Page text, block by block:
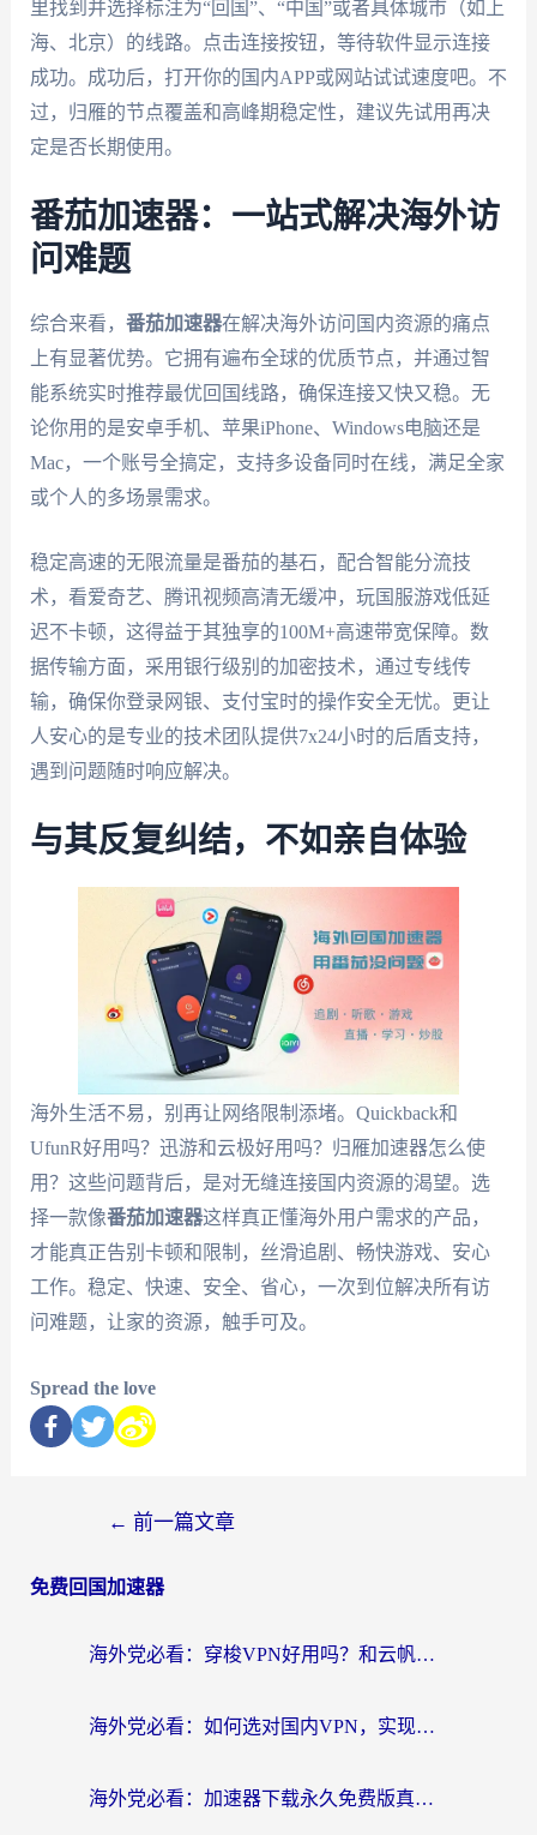
里找到并选择标注为“回国”、“中国”或者具体城市（如上
海、北京）的线路。点击连接按钮，等待软件显示连接
成功。成功后，打开你的国内APP或网站试试速度吧。不
过，归雁的节点覆盖和高峰期稳定性，建议先试用再决
定是否长期使用。
番茄加速器：一站式解决海外访
问难题
综合来看， 番茄加速器在解决海外访问国内资源的痛点
上有显著优势。它拥有遍布全球的优质节点，并通过智
能系统实时推荐最优回国线路，确保连接又快又稳。无
论你用的是安卓手机、苹果iPhone、Windows电脑还是
Mac，一个账号全搞定，支持多设备同时在线，满足全家
或个人的多场景需求。
稳定高速的无限流量是番茄的基石，配合智能分流技
术，看爱奇艺、腾讯视频高清无缓冲，玩国服游戏低延
迟不卡顿，这得益于其独享的100M+高速带宽保障。数
据传输方面，采用银行级别的加密技术，通过专线传
输，确保你登录网银、支付宝时的操作安全无忧。更让
人安心的是专业的技术团队提供7x24小时的后盾支持，
遇到问题随时响应解决。
与其反复纠结，不如亲自体验
海外生活不易，别再让网络限制添堵。Quickback和
UfunR好用吗？迅游和云极好用吗？归雁加速器怎么使
用？这些问题背后，是对无缝连接国内资源的渴望。选
择一款像番茄加速器这样真正懂海外用户需求的产品，
才能真正告别卡顿和限制，丝滑追剧、畅快游戏、安心
工作。稳定、快速、安全、省心，一次到位解决所有访
问难题，让家的资源，触手可及。
Spread the love
← 前一篇文章
免费回国加速器
海外党必看：穿梭VPN好用吗？和云帆VPN对比哪个回国效果更好？附真实测评+避坑指南
海外党必看：如何选对国内VPN，实现无缝访问国内资源？
海外党必看：加速器下载永久免费版真的存在吗？教你无缝访问国内资源的正确姿势